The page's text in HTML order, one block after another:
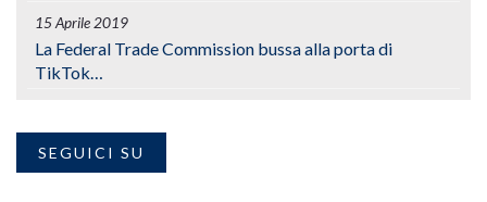
15 Aprile 2019
La Federal Trade Commission bussa alla porta di
TikTok…
SEGUICI SU